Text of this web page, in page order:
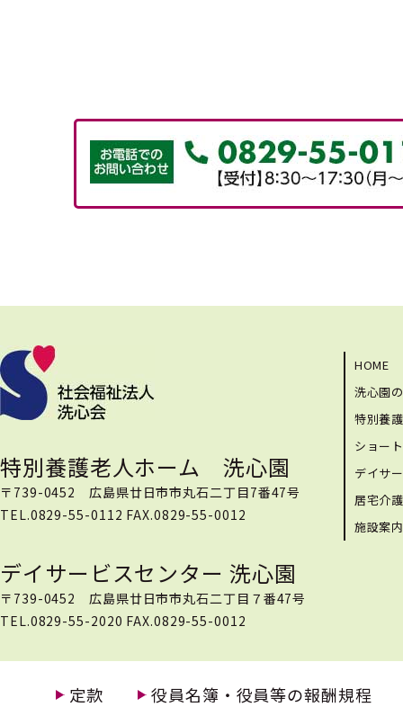
特別養護老人ホーム 洗心園
〒739-0452 広島県廿日市市丸石二丁目7番47号
TEL.0829-55-0112 FAX.0829-55-0012
デイサービスセンター 洗心園
〒739-0452 広島県廿日市市丸石二丁目７番47号
TEL.0829-55-2020 FAX.0829-55-0012
HOME
洗心園
特別養
ショー
デイサ
居宅介
施設案
定款 役員名簿・役員等の報酬規程